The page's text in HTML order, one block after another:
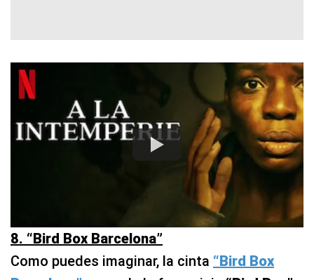
8. “Bird Box Barcelona”
Como puedes imaginar, la cinta “Bird Box